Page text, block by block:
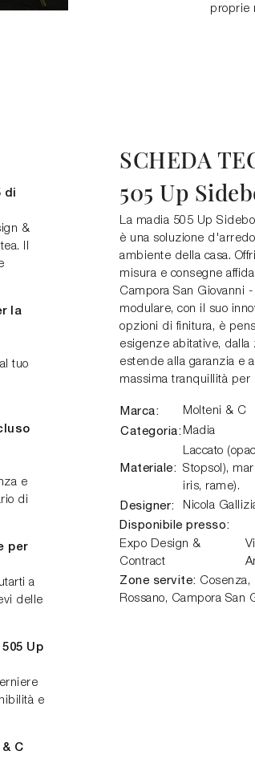
proprie
di
&
Il
la
tuo
e
di
per
a
delle
Up
e
C
SCHEDA
505 Up
La madia 505 Up
è una soluzione
ambiente della casa.
misura e consegne
Campora San Giovanni
modulare, con il suo
opzioni di finitura, è
esigenze abitative, dalla
estende alla garanzia e
massima tranquillità per
Marca: Molteni & C
Categoria: Madia
Materiale:
Laccato
Stopsol),
iris, rame).
Designer: Nicola
Disponibile presso:
Expo Design &
Contract
Zone servite: Cosenza,
Rossano, Campora San